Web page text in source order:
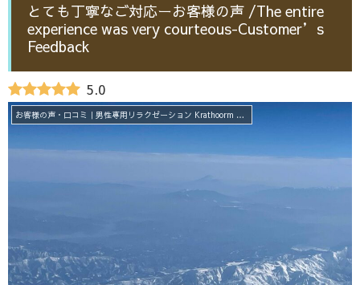
とても丁寧なご対応ーお客様の声 /The entire
experience was very courteous-Customer’s
Feedback
5.0
お客様の声・口コミ｜男性専用リラクゼーション Krathoorm クラトーム 大阪